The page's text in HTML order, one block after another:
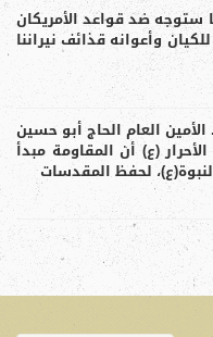
ستوجه ضد قواعد الأمريكان
وأعوانه قذائف نيراننا
الأمين العام الحاج أبو حسين
(ع) أن المقاومة مبدأ
لحفظ المقدسات